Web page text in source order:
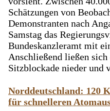
Schätzungen von
Demonstranten nach
Samstag das
Bundeskanzleramt mit
Anschließend ließen
Sitzblockade nieder und
Norddeutschland: 120
für schnelleren